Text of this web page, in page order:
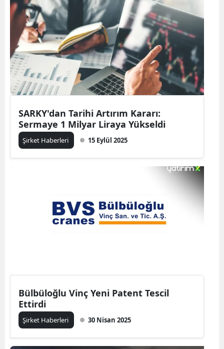
SARKY'dan Tarihi Artırım Kararı:
Sermaye 1 Milyar Liraya Yükseldi
Şirket Haberleri 15 Eylül 2025
Bülbüloğlu Vinç Yeni Patent Tescil
Ettirdi
Şirket Haberleri 30 Nisan 2025